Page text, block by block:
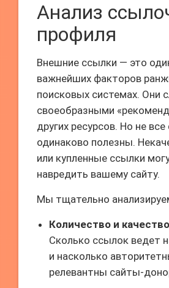
Анализ
профиля
Внешние ссылки — это
важнейших факторов
поисковых системах. Они
своеобразными
других ресурсов. Но не
одинаково полезны.
или купленные ссылки
навредить вашему сайту.
Мы тщательно
Количество и
Сколько ссылок ведет
и насколько
релевантны сайты-